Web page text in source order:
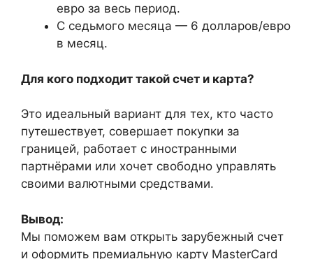
евро за весь период.
С седьмого месяца — 6 долларов/евро
в месяц.
Для кого подходит такой счет и карта?
Это идеальный вариант для тех, кто часто
путешествует, совершает покупки за
границей, работает с иностранными
партнёрами или хочет свободно управлять
своими валютными средствами.
Вывод:
Мы поможем вам открыть зарубежный счет
и оформить премиальную карту MasterCard